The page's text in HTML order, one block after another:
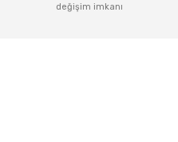
değişim imkanı